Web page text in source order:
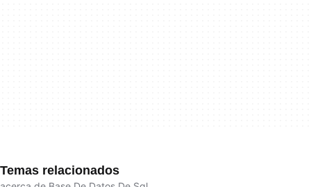
Temas relacionados